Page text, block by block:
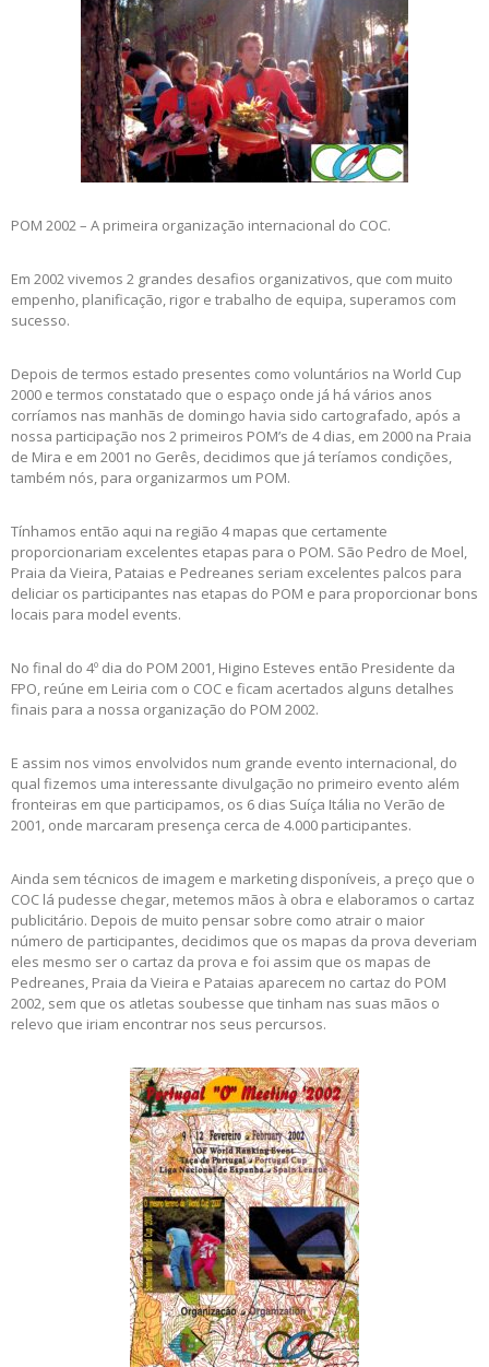
POM 2002 – A primeira organização internacional do COC.
Em 2002 vivemos 2 grandes desafios organizativos, que com muito
empenho, planificação, rigor e trabalho de equipa, superamos com
sucesso.
Depois de termos estado presentes como voluntários na World Cup
2000 e termos constatado que o espaço onde já há vários anos
corríamos nas manhãs de domingo havia sido cartografado, após a
nossa participação nos 2 primeiros POM’s de 4 dias, em 2000 na Praia
de Mira e em 2001 no Gerês, decidimos que já teríamos condições,
também nós, para organizarmos um POM.
Tínhamos então aqui na região 4 mapas que certamente
proporcionariam excelentes etapas para o POM. São Pedro de Moel,
Praia da Vieira, Pataias e Pedreanes seriam excelentes palcos para
deliciar os participantes nas etapas do POM e para proporcionar bons
locais para model events.
No final do 4º dia do POM 2001, Higino Esteves então Presidente da
FPO, reúne em Leiria com o COC e ficam acertados alguns detalhes
finais para a nossa organização do POM 2002.
E assim nos vimos envolvidos num grande evento internacional, do
qual fizemos uma interessante divulgação no primeiro evento além
fronteiras em que participamos, os 6 dias Suíça Itália no Verão de
2001, onde marcaram presença cerca de 4.000 participantes.
Ainda sem técnicos de imagem e marketing disponíveis, a preço que o
COC lá pudesse chegar, metemos mãos à obra e elaboramos o cartaz
publicitário. Depois de muito pensar sobre como atrair o maior
número de participantes, decidimos que os mapas da prova deveriam
eles mesmo ser o cartaz da prova e foi assim que os mapas de
Pedreanes, Praia da Vieira e Pataias aparecem no cartaz do POM
2002, sem que os atletas soubesse que tinham nas suas mãos o
relevo que iriam encontrar nos seus percursos.